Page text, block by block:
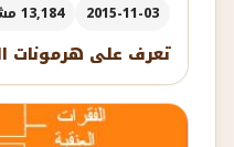
2015-11-03 13,184 مشاهدة
تعرف على هرمونات